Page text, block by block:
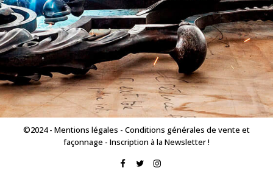
©2024 - Mentions légales - Conditions générales de vente et
façonnage - Inscription à la Newsletter !